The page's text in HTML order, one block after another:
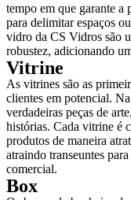
tempo em que garante a
para delimitar espaços
vidro da CS Vidros são
robustez, adicionando
Vitrine
As vitrines são as
clientes em potencial.
verdadeiras peças de
histórias. Cada vitrine é
produtos de maneira
atraindo transeuntes
comercial.
Box